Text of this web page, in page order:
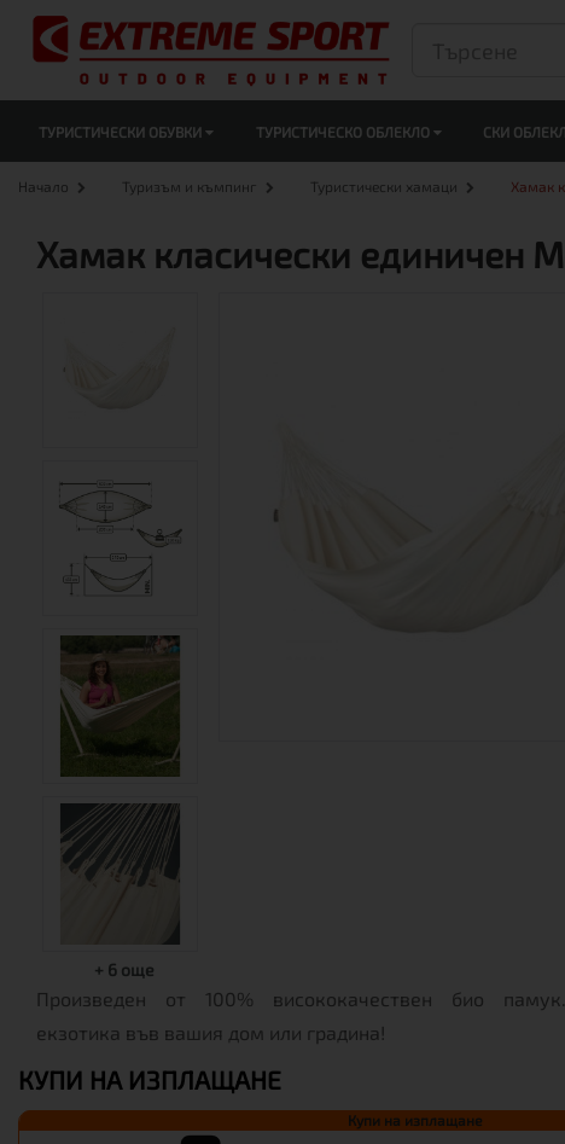
ТУРИСТИЧЕСКИ ОБУВКИ ТУРИСТИЧЕСКО ОБЛЕКЛО СКИ
Начало Туризъм и къмпинг Туристически хамаци Хамак
Хамак класически единичен
+ 6 още
Произведен от 100% висококачествен био
екзотика във вашия дом или градина!
КУПИ НА ИЗПЛАЩАНЕ
Купи на изплащане